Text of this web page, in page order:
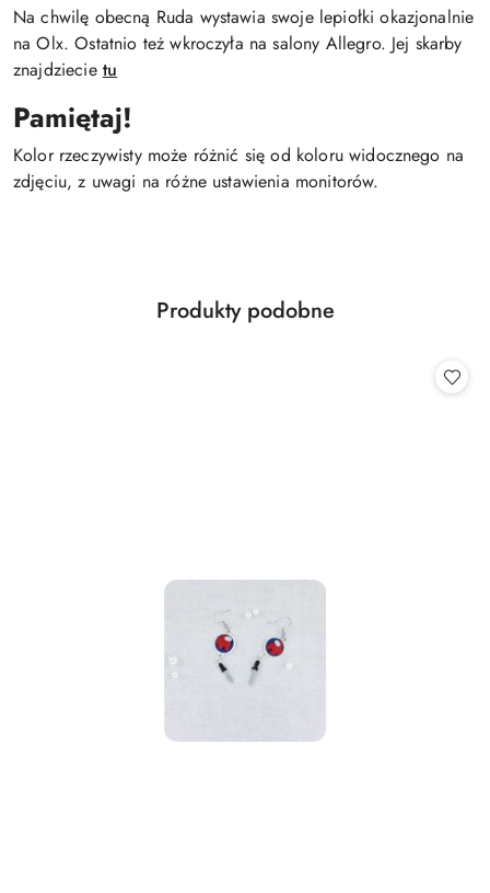
Na chwilę obecną Ruda wystawia swoje lepiołki okazjonalnie
na Olx. Ostatnio też wkroczyła na salony Allegro. Jej skarby
znajdziecie tu
Pamiętaj!
Kolor rzeczywisty może różnić się od koloru widocznego na
zdjęciu, z uwagi na różne ustawienia monitorów.
Pomiń karuzelę produktów
Produkty
Produkty podobne